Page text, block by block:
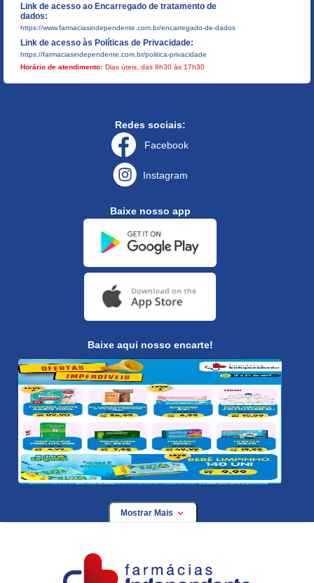
Link de acesso ao Encarregado de tratamento de
dados:
https://www.farmaciasindependente.com.br/encarregado-de-dados
Link de acesso às Políticas de Privacidade:
https://farmaciasindependente.com.br/politica-privacidade
Horário de atendimento: Dias úteis, das 8h30 às 17h30
Redes sociais:
Facebook
Instagram
Baixe nosso app
Baixe aqui nosso encarte!
Mostrar Mais